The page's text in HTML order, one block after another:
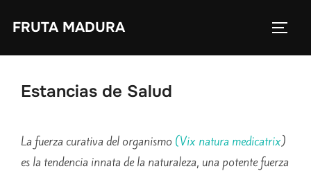
FRUTA MADURA
Estancias de Salud
La fuerza curativa del organismo (Vix natura medicatrix)
es la tendencia innata de la naturaleza, una potente fuerza